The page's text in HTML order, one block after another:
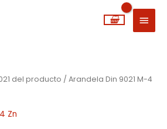
MENÚ
del producto / Arandela Din 9021 M-4
Zn